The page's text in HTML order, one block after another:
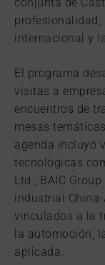
profesionalidad,
internacional y
El programa
visitas a
encuentros de
mesas
agenda incluyó
tecnológicas
Ltd., BAIC
industrial
vinculados a la
la automoción,
aplicada.